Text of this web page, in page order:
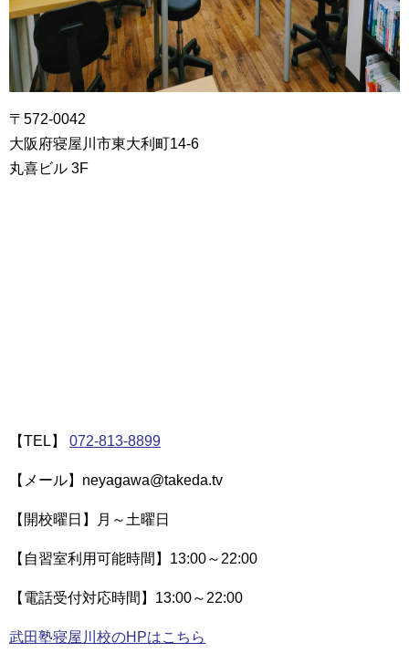
〒572-0042
大阪府寝屋川市東大利町14‐6
丸喜ビル 3F
【TEL】 072-813-8899
【メール】neyagawa@takeda.tv
【開校曜日】月～土曜日
【自習室利用可能時間】13:00～22:00
【電話受付対応時間】13:00～22:00
武田塾寝屋川校のHPはこちら